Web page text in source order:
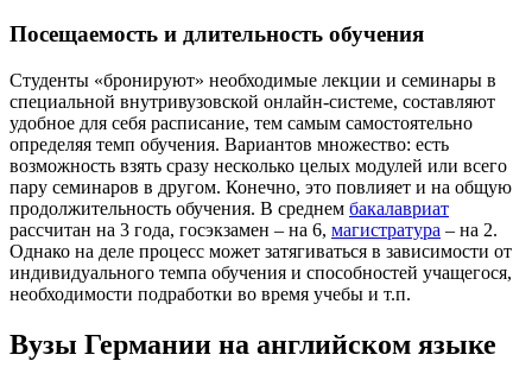
Посещаемость и длительность обучения
Студенты «бронируют» необходимые лекции и семинары в
специальной внутривузовской онлайн-системе, составляют
удобное для себя расписание, тем самым самостоятельно
определяя темп обучения. Вариантов множество: есть
возможность взять сразу несколько целых модулей или всего
пару семинаров в другом. Конечно, это повлияет и на общую
продолжительность обучения. В среднем бакалавриат
рассчитан на 3 года, госэкзамен – на 6, магистратура – на 2.
Однако на деле процесс может затягиваться в зависимости от
индивидуального темпа обучения и способностей учащегося,
необходимости подработки во время учебы и т.п.
Вузы Германии на английском языке